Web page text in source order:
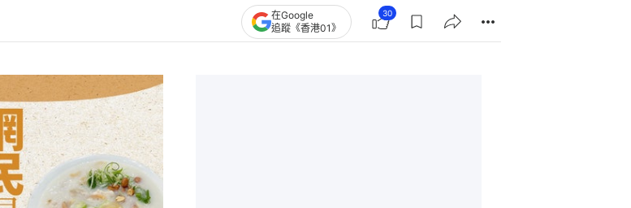
在Google
追蹤《香港01》
30